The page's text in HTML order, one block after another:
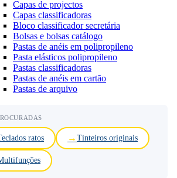
Capas de projectos
Capas classificadoras
Bloco classificador secretária
Bolsas e bolsas catálogo
Pastas de anéis em polipropileno
Pasta elásticos polipropileno
Pastas classificadoras
Pastas de anéis em cartão
Pastas de arquivo
ratos Tinteiros originais